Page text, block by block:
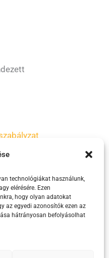
technológiákat használunk,
elérésére. Ezen
hogy olyan adatokat
az egyedi azonosítók ezen az
hátrányosan befolyásolhat